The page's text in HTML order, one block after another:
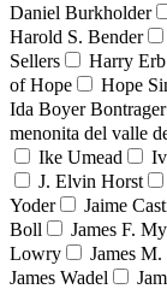
Daniel Burkholder
Harold S. Bender
Sellers
Harry Erb
of Hope
Hope
Ida Boyer Bontrager
menonita del valle
Ike Umead
J. Elvin Horst
Yoder
Jaime
Boll
James F.
Lowry
James
James Wadel